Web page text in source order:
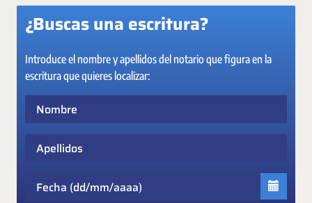
¿Buscas una escritura?
Introduce el nombre y apellidos del notario que figura en la
escritura que quieres localizar: